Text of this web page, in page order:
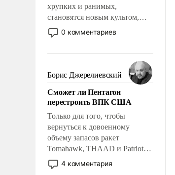
хрупких и ранимых,
становятся новым культом,
постепенно вытесняя и
отменяя традиционное
мужественным и твердым под
ударами судьбы, брать на себя
ответственность, помогать
слабым, идти вперед и
адаптироваться.
0 комментариев
Борис Джерелиевский
Сможет ли Пентагон
перестроить ВПК США
Только для того, чтобы
вернуться к довоенному
объему запасов ракет
Tomahawk, THAAD и Patriot
США потребуется более трех
лет. Даже небольшая война с
4 комментария